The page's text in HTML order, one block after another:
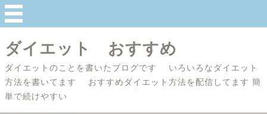
ダイエット おすすめ
ダイエットのことを書いたブログです いろいろなダイエット
方法を書いてます おすすめダイエット方法を配信してます 簡
単で続けやすい